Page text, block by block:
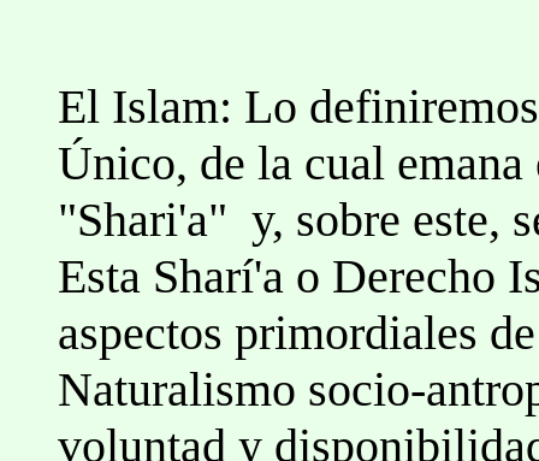
El Islam: Lo
Único, de la cual
"Shari'a" y, sobre este,
Esta Sharí'a o Derecho
aspectos primordiales
Naturalismo socio-
voluntad y